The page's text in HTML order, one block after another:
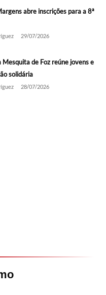
abre inscrições para a 8ª
29/07/2026
Mesquita de Foz reúne jovens e
solidária
28/07/2026